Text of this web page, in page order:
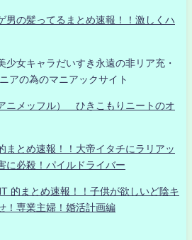
男の髪ってるまとめ速報！！激しくハ
少女キャラだいすき永遠の非リア充・
アの為のマニアックサイト
ニメッフル） ひきこもりニートのオ
まとめ速報！！大帝イタチにラリアッ
に必殺！パイルドライバー
的まとめ速報！！子供が欲しいど陰キ
！専業主婦！婚活計画編